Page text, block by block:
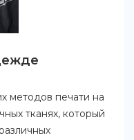
методов печати на
тканях, который